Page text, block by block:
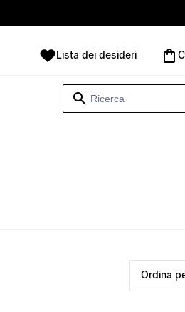
Lista dei desideri
Ordina